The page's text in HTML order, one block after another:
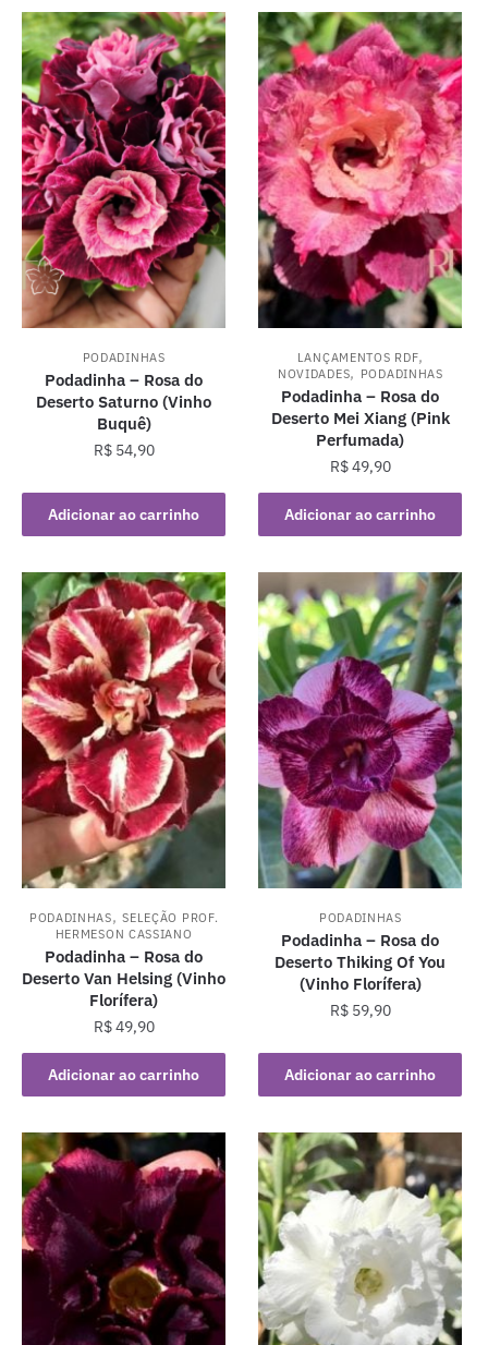
PODADINHAS
Podadinha – Rosa do
Deserto Saturno (Vinho
Buquê)
R$54,90
Adicionar ao carrinho
LANÇAMENTOS RDF,
NOVIDADES, PODADINHAS
Podadinha – Rosa do
Deserto Mei Xiang (Pink
Perfumada)
R$49,90
Adicionar ao carrinho
PODADINHAS,SELEÇÃO PROF.
HERMESON CASSIANO
Podadinha – Rosa do
Deserto Van Helsing (Vinho
Florífera)
R$49,90
Adicionar ao carrinho
PODADINHAS
Podadinha – Rosa do
Deserto Thiking Of You
(Vinho Florífera)
R$59,90
Adicionar ao carrinho